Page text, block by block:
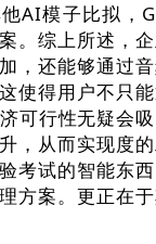
模子比拟，
。综上所述，
，还能够通过
使得用户不只
可行性无疑会
，从而实现度
考试的智能东
方案。更正在